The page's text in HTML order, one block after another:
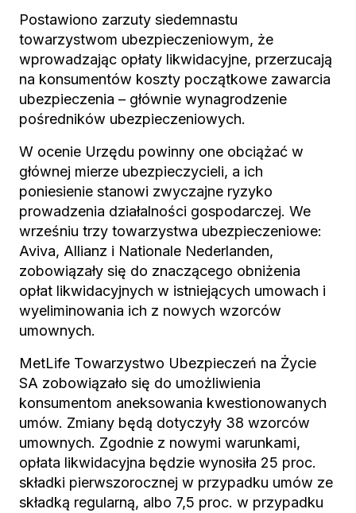
Postawiono zarzuty siedemnastu
towarzystwom ubezpieczeniowym, że
wprowadzając opłaty likwidacyjne, przerzucają
na konsumentów koszty początkowe zawarcia
ubezpieczenia – głównie wynagrodzenie
pośredników ubezpieczeniowych.
W ocenie Urzędu powinny one obciążać w
głównej mierze ubezpieczycieli, a ich
poniesienie stanowi zwyczajne ryzyko
prowadzenia działalności gospodarczej. We
wrześniu trzy towarzystwa ubezpieczeniowe:
Aviva, Allianz i Nationale Nederlanden,
zobowiązały się do znaczącego obniżenia
opłat likwidacyjnych w istniejących umowach i
wyeliminowania ich z nowych wzorców
umownych.
MetLife Towarzystwo Ubezpieczeń na Życie
SA zobowiązało się do umożliwienia
konsumentom aneksowania kwestionowanych
umów. Zmiany będą dotyczyły 38 wzorców
umownych. Zgodnie z nowymi warunkami,
opłata likwidacyjna będzie wynosiła 25 proc.
składki pierwszorocznej w przypadku umów ze
składką regularną, albo 7,5 proc. w przypadku